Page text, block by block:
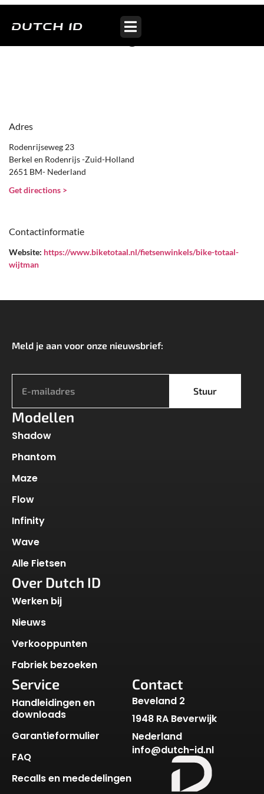
Bike Totaal Wijtman
Lansingerland
Adres
Rodenrijseweg 23
Berkel en Rodenrijs -Zuid-Holland
2651 BM- Nederland
Get directions >
Contactinformatie
Website: https://www.biketotaal.nl/fietsenwinkels/bike-totaal-
wijtman
Meld je aan voor onze nieuwsbrief:
Stuur
Modellen
Shadow
Phantom
Maze
Flow
Infinity
Wave
Alle Fietsen
Over Dutch ID
Werken bij
Nieuws
Verkooppunten
Fabriek bezoeken
Service
Handleidingen en
downloads
Garantieformulier
FAQ
Recalls en mededelingen
Contact
Beveland 2
1948 RA Beverwijk
Nederland
info@dutch-id.nl